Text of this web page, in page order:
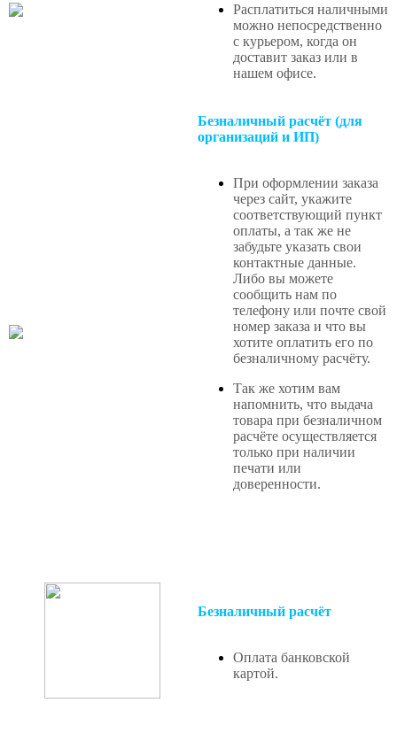
Расплатиться наличными
можно непосредственно
с курьером, когда он
доставит заказ или в
нашем офисе.
Безналичный расчёт (для
организаций и ИП)
При оформлении заказа
через сайт, укажите
соответствующий пункт
оплаты, а так же не
забудьте указать свои
контактные данные.
Либо вы можете
сообщить нам по
телефону или почте свой
номер заказа и что вы
хотите оплатить его по
безналичному расчёту.
Так же хотим вам
напомнить, что выдача
товара при безналичном
расчёте осуществляется
только при наличии
печати или
доверенности.
Безналичный расчёт
Оплата банковской
картой.